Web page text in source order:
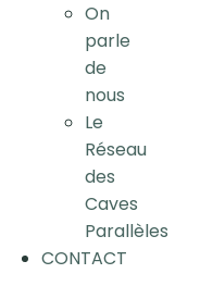
On
parle
de
nous
Le
Réseau
des
Caves
Parallèles
CONTACT